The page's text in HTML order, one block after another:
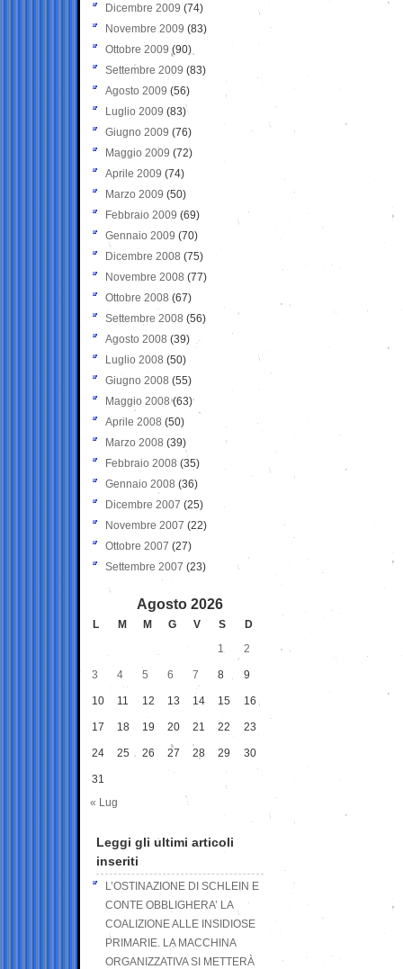
Dicembre 2009 (74)
Novembre 2009 (83)
Ottobre 2009 (90)
Settembre 2009 (83)
Agosto 2009 (56)
Luglio 2009 (83)
Giugno 2009 (76)
Maggio 2009 (72)
Aprile 2009 (74)
Marzo 2009 (50)
Febbraio 2009 (69)
Gennaio 2009 (70)
Dicembre 2008 (75)
Novembre 2008 (77)
Ottobre 2008 (67)
Settembre 2008 (56)
Agosto 2008 (39)
Luglio 2008 (50)
Giugno 2008 (55)
Maggio 2008(63)
Aprile 2008 (50)
Marzo 2008 (39)
Febbraio 2008 (35)
Gennaio 2008 (36)
Dicembre 2007 (25)
Novembre 2007 (22)
Ottobre 2007 (27)
Settembre 2007 (23)
Agosto 2026
L M M G V S
D
1
2
3 4 5 6 7 8 9
10 11 12 13 14 15 16
17 18 19 20 21 22 23
24 25 26 27 28 29 30
31
« Lug
Leggi gli ultimi articoli
inseriti
L’OSTINAZIONE DI SCHLEIN E
CONTE OBBLIGHERA’ LA
COALIZIONE ALLE INSIDIOSE
PRIMARIE. LA MACCHINA
ORGANIZZATIVA SI METTERÀ